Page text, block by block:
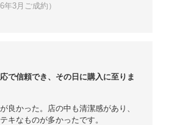
3月ご成約）
で信頼でき、その日に購入に至りま
良かった。店の中も清潔感があり、
キなものが多かったです。